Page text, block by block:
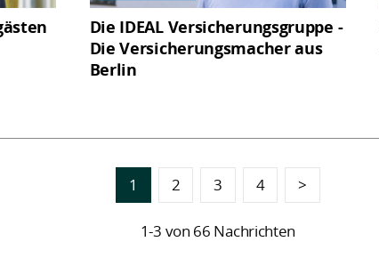
Die IDEAL Versicherungsgruppe -
Die Versicherungsmacher aus
Berlin
1 2 3 4 >
1-3 von 66 Nachrichten